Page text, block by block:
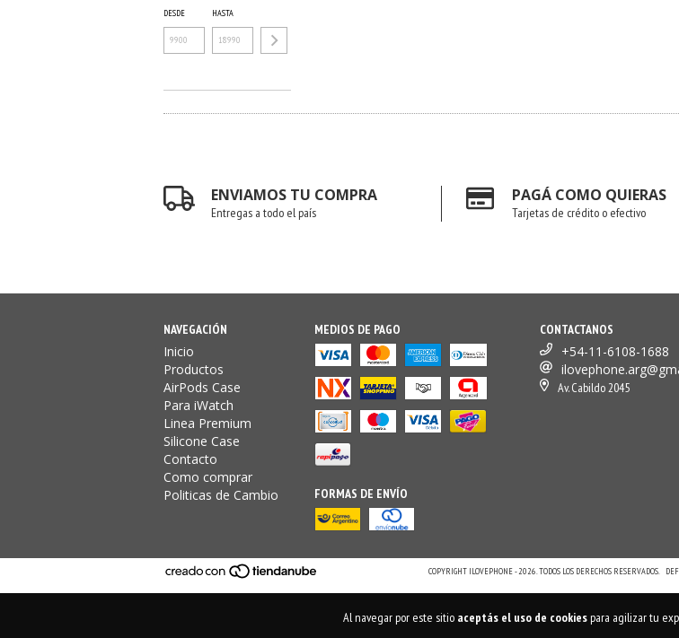
Al navegar por este sitio aceptás el uso de cookiespara agilizar tu
DESDE HASTA
ENVIAMOS TU COMPRA
Entregas a todo el país
PAGÁ COMO QUIERAS
Tarjetas de crédito o efectivo
NAVEGACIÓN
Inicio
Productos
AirPods Case
Para iWatch
Linea Premium
Silicone Case
Contacto
Como comprar
Politicas de Cambio
MEDIOS DE PAGO
FORMAS DE ENVÍO
CONTACTANOS
+54-11-6108-1688
Av. Cabildo 2045
COPYRIGHT ILOVEPHONE - 2026. TODOS LOS DERECHOS RESERVADOS.